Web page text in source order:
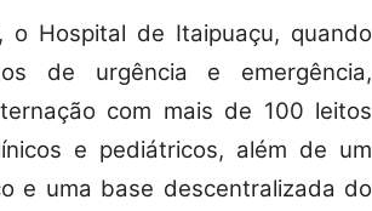
o Hospital de Itaipuaçu, quando
de urgência e emergência,
com mais de 100 leitos
e pediátricos, além de um
e uma base descentralizada do